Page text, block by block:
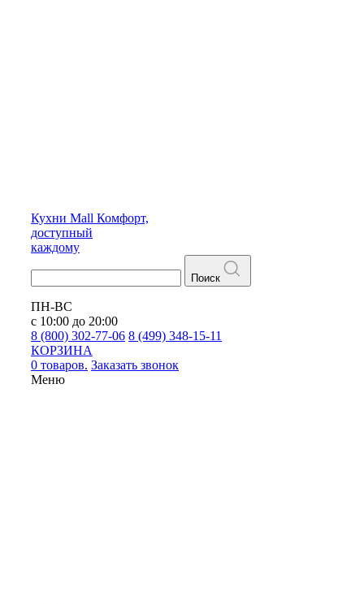
Кухни Mall Комфорт,
доступный
каждому
Поиск
ПН-ВС
с 10:00 до 20:00
8 (800) 302-77-06 8 (499) 348-15-11
КОРЗИНА
0 товаров. Заказать звонок
Меню